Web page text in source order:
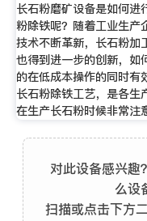
长石粉磨矿设备是如何进
粉除铁呢？随着工业生产
技术不断革新，长石粉加
也得到进一步的创新，如
的在低成本操作的同时有
长石粉除铁工艺，是各生
在生产长石粉时候非常注
对此设备感兴趣
么设
扫描或点击下方